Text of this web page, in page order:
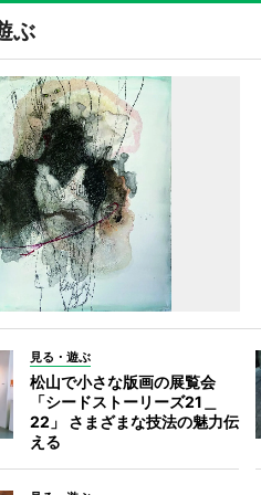
ぶ
見る・遊ぶ
松山で小さな版画の展覧会
「シードストーリーズ21＿
22」 さまざまな技法の魅力伝
える